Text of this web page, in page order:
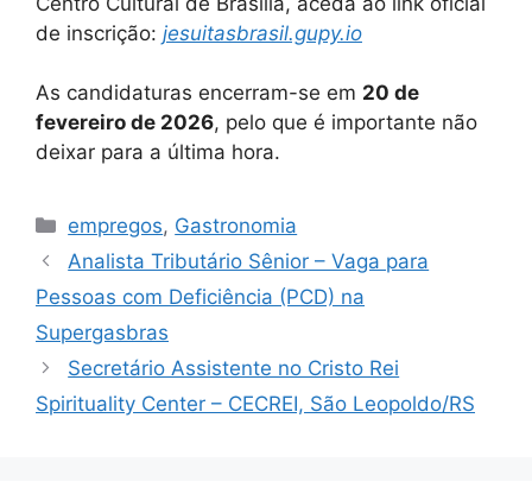
de inscrição: jesuitasbrasil.gupy.io
As candidaturas encerram-se em 20 de
fevereiro de 2026, pelo que é importante não
deixar para a última hora.
Categories
empregos, Gastronomia
Analista Tributário Sênior – Vaga para
Pessoas com Deficiência (PCD) na
Supergasbras
Secretário Assistente no Cristo Rei
Spirituality Center – CECREI, São Leopoldo/RS